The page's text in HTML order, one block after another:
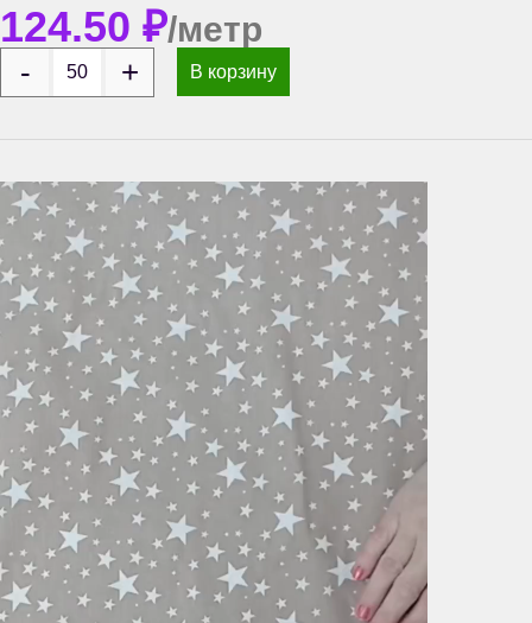
124.50 ₽/метр
В корзину